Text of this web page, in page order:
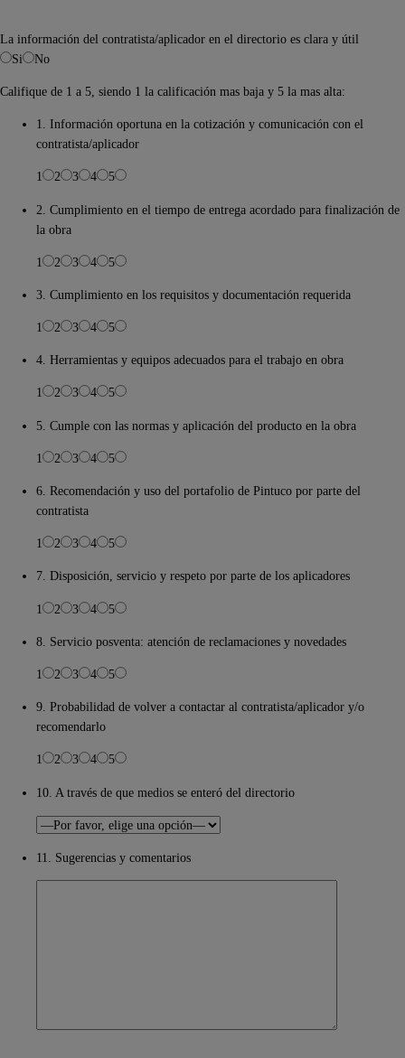
La información del contratista/aplicador en el directorio es clara y útil
Si
No
Califique de 1 a 5, siendo 1 la calificación mas baja y 5 la mas alta:
1. Información oportuna en la cotización y comunicación con el
contratista/aplicador
1 2 3 4 5
2. Cumplimiento en el tiempo de entrega acordado para finalización de
la obra
1 2 3 4 5
3. Cumplimiento en los requisitos y documentación requerida
1 2 3 4 5
4. Herramientas y equipos adecuados para el trabajo en obra
1 2 3 4 5
5. Cumple con las normas y aplicación del producto en la obra
1 2 3 4 5
6. Recomendación y uso del portafolio de Pintuco por parte del
contratista
1 2 3 4 5
7. Disposición, servicio y respeto por parte de los aplicadores
1 2 3 4 5
8. Servicio posventa: atención de reclamaciones y novedades
1 2 3 4 5
9. Probabilidad de volver a contactar al contratista/aplicador y/o
recomendarlo
1 2 3 4 5
10. A través de que medios se enteró del directorio
11. Sugerencias y comentarios